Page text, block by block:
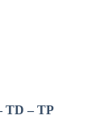
TD – TP